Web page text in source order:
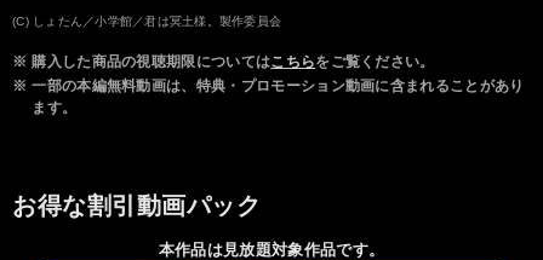
(C) しょたん／小学館／君は冥土様。製作委員会
※ 購入した商品の視聴期限についてはこちらをご覧ください。
※ 一部の本編無料動画は、特典・プロモーション動画に含まれることがあり
ます。
お得な割引動画パック
本作品は見放題対象作品です。